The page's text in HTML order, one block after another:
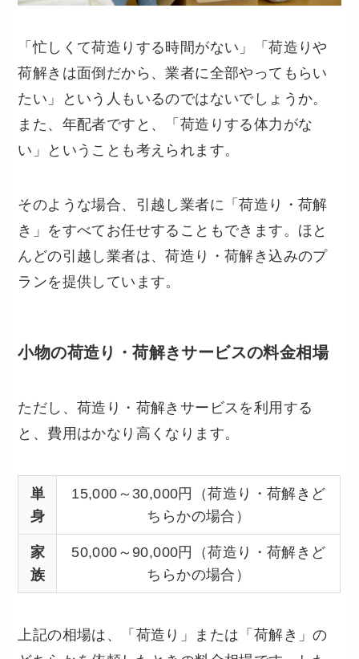
「忙しくて荷造りする時間がない」「荷造りや
荷解きは面倒だから、業者に全部やってもらい
たい」という人もいるのではないでしょうか。
また、年配者ですと、「荷造りする体力がな
い」ということも考えられます。
そのような場合、引越し業者に「荷造り・荷解
き」をすべてお任せすることもできます。ほと
んどの引越し業者は、荷造り・荷解き込みのプ
ランを提供しています。
小物の荷造り・荷解きサービスの料金相場
ただし、荷造り・荷解きサービスを利用する
と、費用はかなり高くなります。
単
身
15,000～30,000円（荷造り・荷解きど
ちらかの場合）
家
族
50,000～90,000円（荷造り・荷解きど
ちらかの場合）
上記の相場は、「荷造り」または「荷解き」の